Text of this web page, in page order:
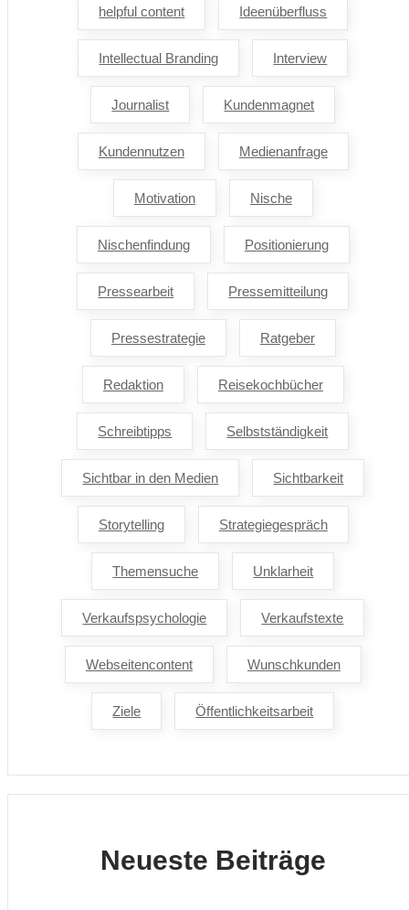
helpful content Ideenüberfluss
Intellectual Branding Interview
Journalist Kundenmagnet
Kundennutzen Medienanfrage
Motivation Nische
Nischenfindung Positionierung
Pressearbeit Pressemitteilung
Pressestrategie Ratgeber
Redaktion Reisekochbücher
Schreibtipps Selbstständigkeit
Sichtbar in den Medien Sichtbarkeit
Storytelling Strategiegespräch
Themensuche Unklarheit
Verkaufspsychologie Verkaufstexte
Webseitencontent Wunschkunden
Ziele Öffentlichkeitsarbeit
Neueste Beiträge